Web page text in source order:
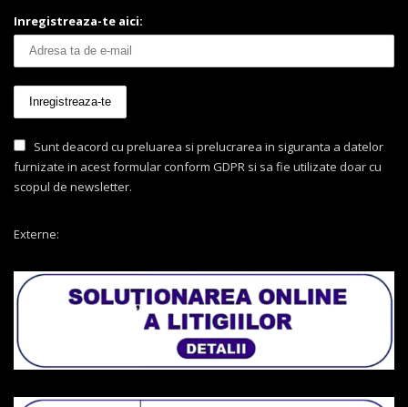
Inregistreaza-te aici:
Sunt deacord cu preluarea si prelucrarea in siguranta a datelor
furnizate in acest formular conform GDPR si sa fie utilizate doar cu
scopul de newsletter.
Externe: